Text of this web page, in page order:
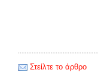
Στείλτε το άρθρο